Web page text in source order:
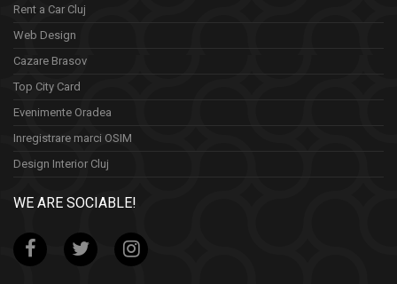
Rent a Car Cluj
Web Design
Cazare Brasov
Top City Card
Evenimente Oradea
Inregistrare marci OSIM
Design Interior Cluj
WE ARE SOCIABLE!